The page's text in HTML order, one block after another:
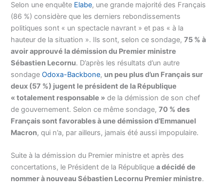
Selon une enquête Elabe, une grande majorité des Français
(86 %) considère que les derniers rebondissements
politiques sont « un spectacle navrant » et pas « à la
hauteur de la situation ». Ils sont, selon ce sondage,75 % à
avoir approuvé la démission du Premier ministre
Sébastien Lecornu. D’après les résultats d’un autre
sondage Odoxa-Backbone, un peu plus d’un Français sur
deux (57 %) jugent le président de la République
« totalement responsable » de la démission de son chef
de gouvernement. Selon ce même sondage,70 % des
Français sont favorables à une démission d’Emmanuel
Macron, qui n’a, par ailleurs, jamais été aussi impopulaire.
Suite à la démission du Premier ministre et après des
concertations, le Président de la Républiquea décidé de
nommer à nouveau Sébastien Lecornu Premier ministre.